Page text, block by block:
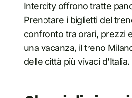
Intercity offrono tratte
Prenotare i biglietti del
confronto tra orari, prezzi
una vacanza, il treno
delle città più vivaci d’Italia.